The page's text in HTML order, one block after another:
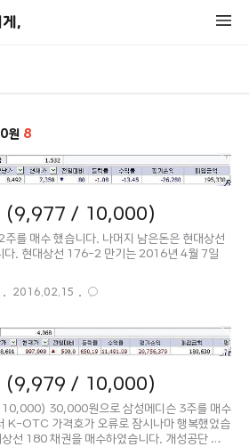
,
원 8
(9,977 / 10,000)
를 매수 했습니다. 나머지 남은돈은 현대상선
다. 현대상선 176-2 만기는 2016년 4월 7일
2016.02.15
(9,979 / 10,000)
30,000원으로 삼성메디슨 3주를 매수
K-OTC 가격호가 오류로 잠시나마 행복했었습
선 180 채권을 매수하였습니다. 개성공단 폐